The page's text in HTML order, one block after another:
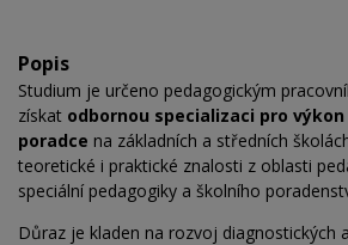
Popis
Studium je určeno pedagogickým
získat odbornou specializaci pro
poradce na základních a středních
teoretické i praktické znalosti z oblasti
speciální pedagogiky a školního
Důraz je kladen na rozvoj diagnostických